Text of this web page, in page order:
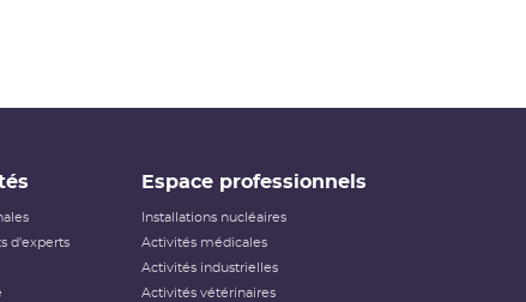
d'experts
Espace professionnels
Installations nucléaires
Activités médicales
Activités industrielles
Activités vétérinaires